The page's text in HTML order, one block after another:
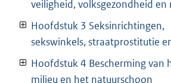
veiligheid, volksgezondheid en
Hoofdstuk 3 Seksinrichtingen,
sekswinkels, straatprostitutie
Hoofdstuk 4 Bescherming van
milieu en het natuurschoon